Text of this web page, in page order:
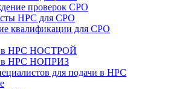
проверок СРО
НРС для СРО
квалификации для СРО
в НРС НОСТРОЙ
в НРС НОПРИЗ
для подачи в НРС